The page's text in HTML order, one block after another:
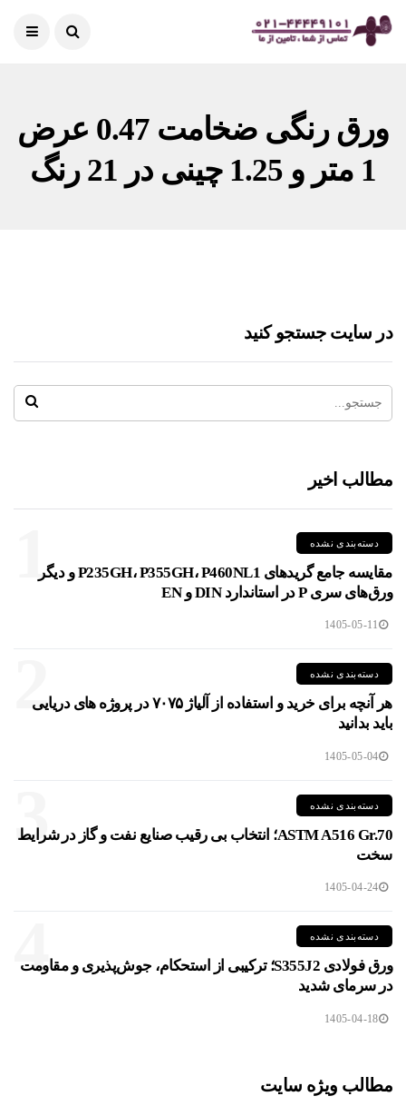
ورق رنگی ضخامت 0.47 عرض
1 متر و 1.25 چینی در 21 رنگ
در سایت جستجو کنید
مطالب اخیر
1 دسته‌بندی نشده
مقایسه جامع گریدهای P235GH، P355GH، P460NL1 و دیگر
ورق‌های سری P در استاندارد DIN و EN
1405-05-11
2 دسته‌بندی نشده
هر آنچه برای خرید و استفاده از آلیاژ ۷۰۷۵ در پروژه های دریایی
باید بدانید
1405-05-04
3 دسته‌بندی نشده
ASTM A516 Gr.70؛ انتخاب بی رقیب صنایع نفت و گاز در شرایط
سخت
1405-04-24
4 دسته‌بندی نشده
ورق فولادی S355J2؛ ترکیبی از استحکام، جوش‌پذیری و مقاومت
در سرمای شدید
1405-04-18
مطالب ویژه سایت